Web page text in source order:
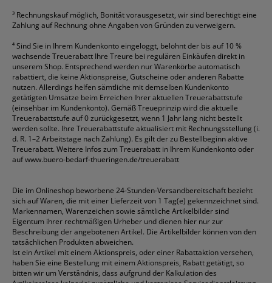
³ Rechnungskauf möglich, Bonität vorausgesetzt, wir sind berechtigt eine
Zahlung auf Rechnung ohne Angaben von Gründen zu verweigern.
⁴Sind Sie in Ihrem Kundenkonto eingeloggt, belohnt der bis auf 10 %
wachsende Treuerabatt Ihre Treure bei regulären Einkäufen direkt in
unserem Shop. Entsprechend werden nur Warenkörbe automatisch
rabattiert, die keine Aktionspreise, Gutscheine oder anderen Rabatte
nutzen. Allerdings helfen sämtliche mit demselben Kundenkonto
getätigten Umsätze beim Erreichen Ihrer aktuellen Treuerabattstufe
(einsehbar im Kundenkonto). Gemäß Treueprinzip wird die aktuelle
Treuerabattstufe auf 0 zurückgesetzt, wenn 1 Jahr lang nicht bestellt
werden sollte. Ihre Treuerabattstufe aktualisiert mit Rechnungsstellung (i.
d. R. 1–2 Arbeitstage nach Zahlung). Es gilt der zu Bestellbeginn aktive
Treuerabatt. Weitere Infos zum Treuerabatt in Ihrem Kundenkonto oder
aufwww.buero-bedarf-thueringen.de/treuerabatt
Die im Onlineshop beworbene 24-Stunden-Versandbereitschaft bezieht
sich auf Waren, die mit einer Lieferzeit von 1 Tag(e) gekennzeichnet sind.
Markennamen, Warenzeichen sowie sämtliche Artikelbilder sind
Eigentum ihrer rechtmäßigen Urheber und dienen hier nur zur
Beschreibung der angebotenen Artikel. Die Artikelbilder können von den
tatsächlichen Produkten abweichen.
Ist ein Artikel mit einem Aktionspreis, oder einer Rabattaktion versehen,
haben Sie eine Bestellung mit einem Aktionspreis, Rabatt getätigt, so
bitten wir um Verständnis, dass aufgrund der Kalkulation des